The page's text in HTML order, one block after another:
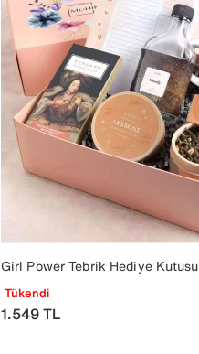
Girl Power Tebrik Hediye Kutusu
Tükendi
1.549TL